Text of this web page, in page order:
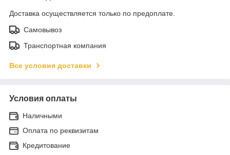
Доставка осуществляется только по предоплате.
Самовывоз
Транспортная компания
Все условия доставки
Условия оплаты
Наличными
Оплата по реквизитам
Кредитование